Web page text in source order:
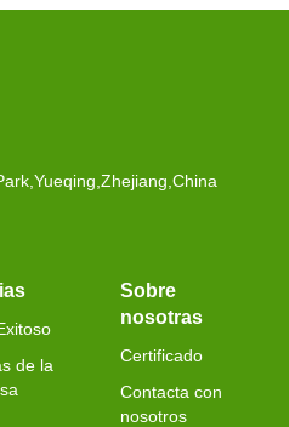
de la
Sobre
nosotras
Certificado
Contacta con
nosotros